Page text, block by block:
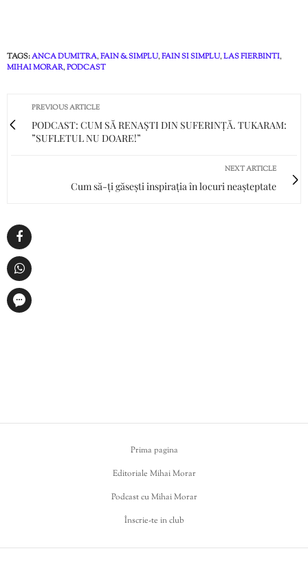
TAGS:ANCA DUMITRA,FAIN & SIMPLU,FAIN SI SIMPLU,LAS FIERBINTI,
MIHAI MORAR,PODCAST
PREVIOUS ARTICLE
PODCAST: CUM SĂ RENAȘTI DIN SUFERINȚĂ. TUKARAM:
”SUFLETUL NU DOARE!”
NEXT ARTICLE
Cum să-ți găsești inspirația în locuri neașteptate
Prima pagina
Editoriale Mihai Morar
Podcast cu Mihai Morar
Înscrie-te in club